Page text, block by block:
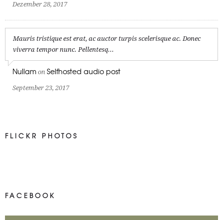
Dezember 28, 2017
Mauris tristique est erat, ac auctor turpis scelerisque ac. Donec
viverra tempor nunc. Pellentesq...
Nullam on Selfhosted audio post
September 23, 2017
FLICKR PHOTOS
FACEBOOK